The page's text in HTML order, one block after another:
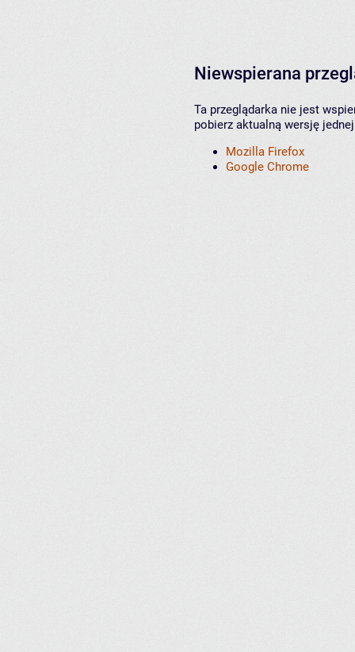
Niewspierana
Ta przeglądarka nie jest
pobierz aktualną wersję
Mozilla Firefox
Google Chrome